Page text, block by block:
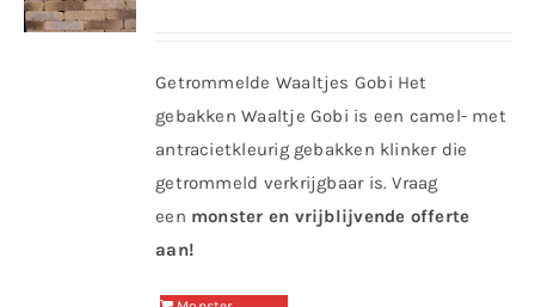
Getrommelde Waaltjes Gobi Het
gebakken Waaltje Gobi is een camel- met
antracietkleurig gebakken klinker die
getrommeld verkrijgbaar is. Vraag
een monster en vrijblijvende offerte
aan!